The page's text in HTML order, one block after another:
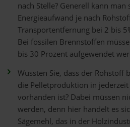
nach Stelle? Generell kann man
Energieaufwand je nach
Transportentfernung bei 2 bis
Bei fossilen Brennstoffen
bis 30 Prozent aufgewendet
Wussten Sie, dass der Rohstoff
die Pelletproduktion in
vorhanden ist? Dabei müssen
werden, denn hier handelt es
Sägemehl, das in der